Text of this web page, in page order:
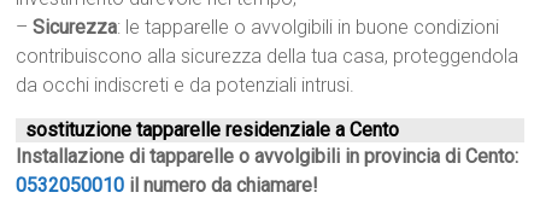
–Sicurezza: le tapparelle o avvolgibili in buone condizioni
contribuiscono alla sicurezza della tua casa, proteggendola
da occhi indiscreti e da potenziali intrusi.
sostituzione tapparelle residenziale a Cento
Installazione di tapparelle o avvolgibili in provincia di Cento:
0532050010 il numero da chiamare!